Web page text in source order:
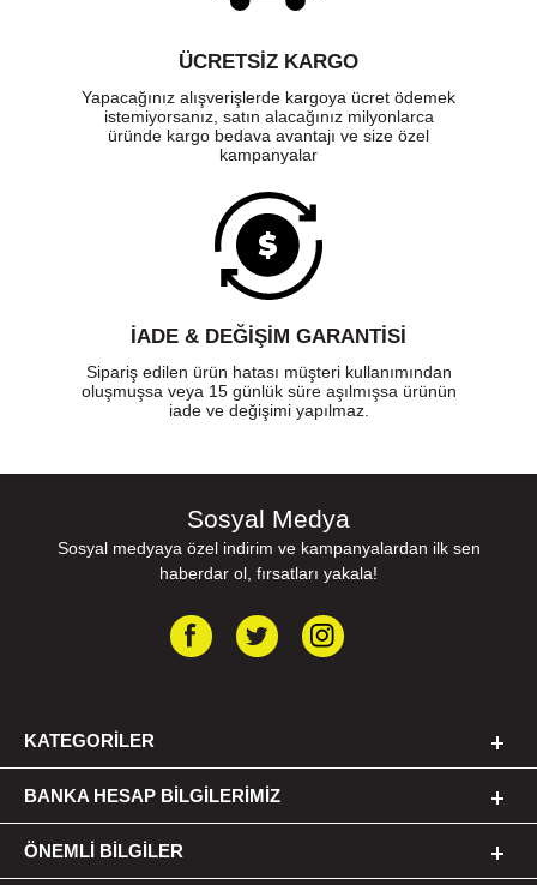
ÜCRETSIZ KARGO
Yapacağınız alışverişlerde kargoya ücret ödemek
istemiyorsanız, satın alacağınız milyonlarca
üründe kargo bedava avantajı ve size özel
kampanyalar
İADE & DEĞİŞİM GARANTİSİ
Sipariş edilen ürün hatası müşteri kullanımından
oluşmuşsa veya 15 günlük süre aşılmışsa ürünün
iade ve değişimi yapılmaz.
Sosyal Medya
Sosyal medyaya özel indirim ve kampanyalardan ilk sen
haberdar ol, fırsatları yakala!
KATEGORILER
BANKA HESAP BILGILERIMIZ
ÖNEMLI BILGILER